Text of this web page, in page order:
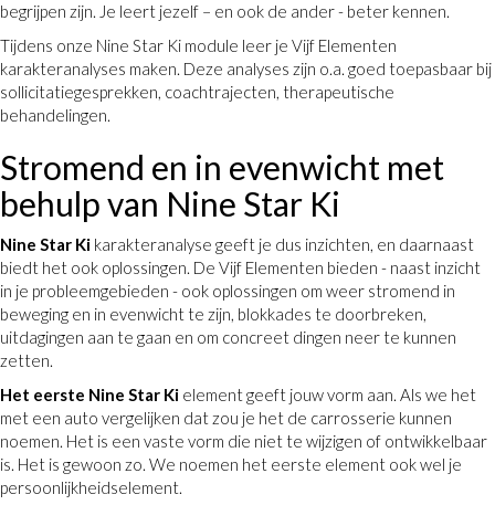
begrijpen zijn. Je leert jezelf – en ook de ander - beter kennen.
Tijdens onze Nine Star Ki module leer je Vijf Elementen
karakteranalyses maken. Deze analyses zijn o.a. goed toepasbaar bij
sollicitatiegesprekken, coachtrajecten, therapeutische
behandelingen.
Stromend en in evenwicht met
behulp van Nine Star Ki
Nine Star Ki karakteranalyse geeft je dus inzichten, en daarnaast
biedt het ook oplossingen. De Vijf Elementen bieden - naast inzicht
in je probleemgebieden - ook oplossingen om weer stromend in
beweging en in evenwicht te zijn, blokkades te doorbreken,
uitdagingen aan te gaan en om concreet dingen neer te kunnen
zetten.
Het eerste Nine Star Ki element geeft jouw vorm aan. Als we het
met een auto vergelijken dat zou je het de carrosserie kunnen
noemen. Het is een vaste vorm die niet te wijzigen of ontwikkelbaar
is. Het is gewoon zo. We noemen het eerste element ook wel je
persoonlijkheidselement.